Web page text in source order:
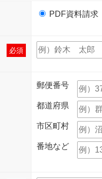
PDF資料請求
必須
郵便番号
都道府県
市区町村
番地など